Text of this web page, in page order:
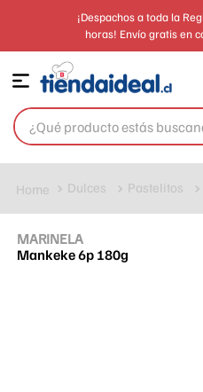
¡Despachos a toda la
horas! Envío gratis en
¿Qué producto estás
Dulces Pastelitos
MARINELA
Mankeke 6p 180g